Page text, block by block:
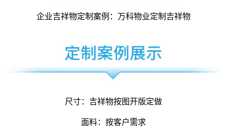
企业吉祥物定制案例：万科物业定制 吉祥物
尺寸： 吉祥物按图开版定做
面料：按客户需求